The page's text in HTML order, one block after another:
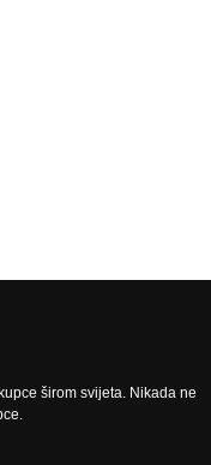
širom svijeta. Nikada ne